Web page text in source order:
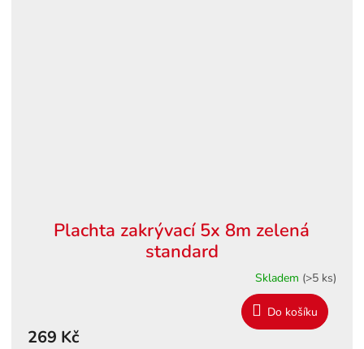
Plachta zakrývací 5x 8m zelená
standard
Skladem (>5 ks)
269 Kč
Do košíku